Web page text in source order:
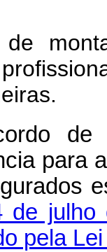
de
para
de julho
pela